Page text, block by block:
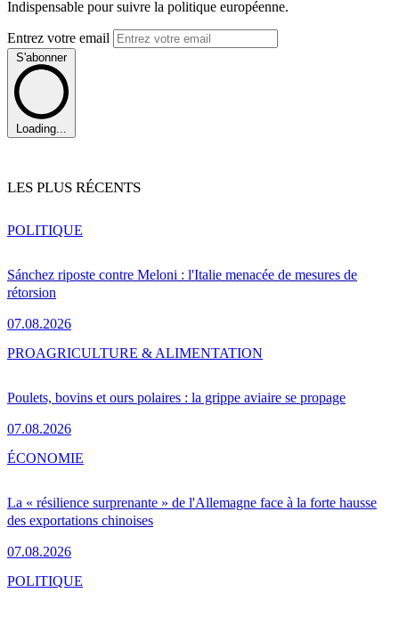
Indispensable pour suivre la politique européenne.
Entrez votre email
S'abonner
Loading...
LES PLUS RÉCENTS
Sánchez riposte contre Meloni : l'Italie menacée de mesures de
rétorsion
07.08.2026
POLITIQUE
Poulets, bovins et ours polaires : la grippe aviaire se propage
07.08.2026
PROAGRICULTURE & ALIMENTATION
La « résilience surprenante » de l'Allemagne face à la forte hausse
des exportations chinoises
07.08.2026
ÉCONOMIE
POLITIQUE